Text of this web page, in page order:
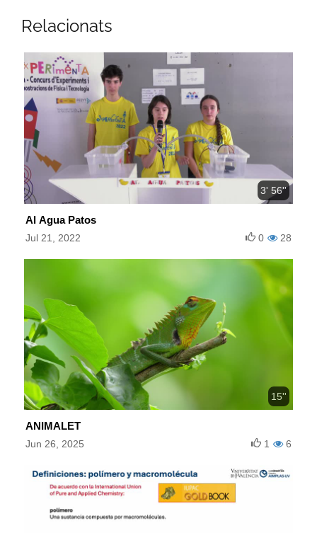
Relacionats
3' 56''
Al Agua Patos
Jul 21, 2022 28
0
15''
ANIMALET
Jun 26, 2025 6
1